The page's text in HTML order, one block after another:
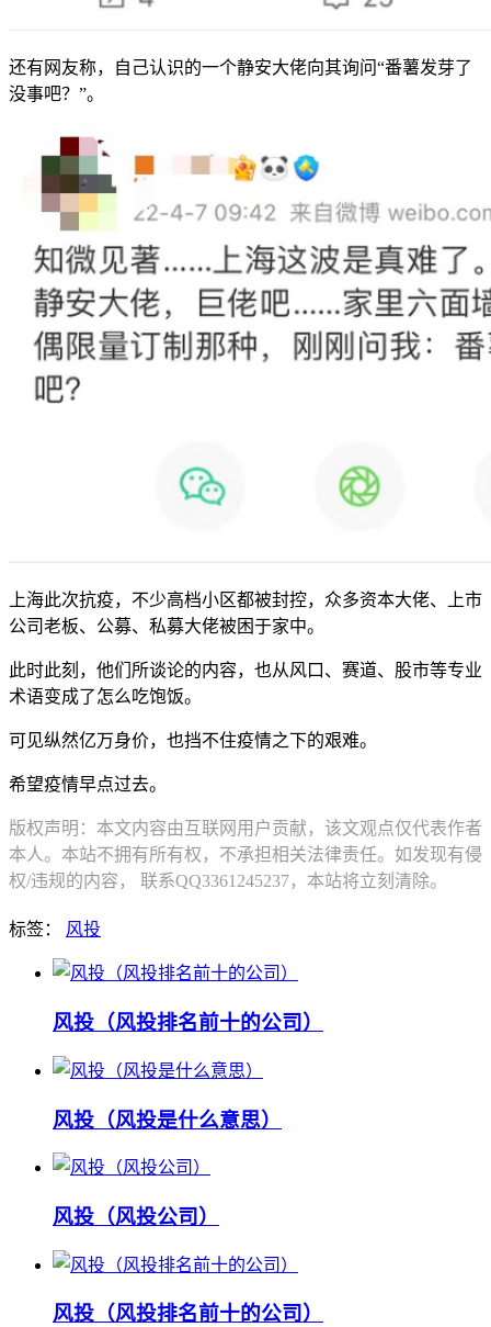
还有网友称，自己认识的一个静安大佬向其询问“番薯发芽了
没事吧？”。
上海此次抗疫，不少高档小区都被封控，众多资本大佬、上市
公司老板、公募、私募大佬被困于家中。
此时此刻，他们所谈论的内容，也从风口、赛道、股市等专业
术语变成了怎么吃饱饭。
可见纵然亿万身价，也挡不住疫情之下的艰难。
希望疫情早点过去。
版权声明：本文内容由互联网用户贡献，该文观点仅代表作者
本人。本站不拥有所有权，不承担相关法律责任。如发现有侵
权/违规的内容， 联系QQ3361245237，本站将立刻清除。
标签： 风投
风投（风投排名前十的公司）
风投（风投是什么意思）
风投（风投公司）
风投（风投排名前十的公司）